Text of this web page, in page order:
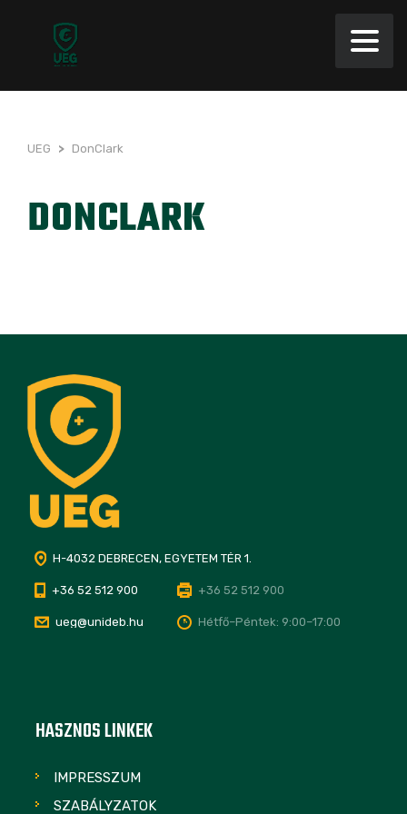
UEG > DonClark
DONCLARK
H-4032 DEBRECEN, EGYETEM TÉR 1.
+36 52 512 900 +36 52 512 900
ueg@unideb.hu Hétfő–Péntek: 9:00–17:00
HASZNOS LINKEK
IMPRESSZUM
SZABÁLYZATOK